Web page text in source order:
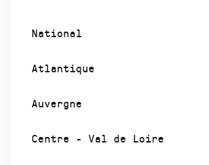
National
Atlantique
Auvergne
Centre - Val de Loire